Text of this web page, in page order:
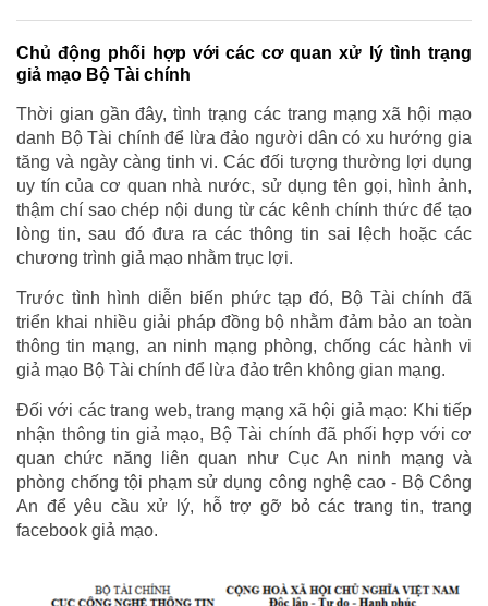
Chủ động phối hợp với các cơ quan xử lý tình trạng
giả mạo Bộ Tài chính
Thời gian gần đây, tình trạng các trang mạng xã hội mạo
danh Bộ Tài chính để lừa đảo người dân có xu hướng gia
tăng và ngày càng tinh vi. Các đối tượng thường lợi dụng
uy tín của cơ quan nhà nước, sử dụng tên gọi, hình ảnh,
thậm chí sao chép nội dung từ các kênh chính thức để tạo
lòng tin, sau đó đưa ra các thông tin sai lệch hoặc các
chương trình giả mạo nhằm trục lợi.
Trước tình hình diễn biến phức tạp đó, Bộ Tài chính đã
triển khai nhiều giải pháp đồng bộ nhằm đảm bảo an toàn
thông tin mạng, an ninh mạng phòng, chống các hành vi
giả mạo Bộ Tài chính để lừa đảo trên không gian mạng.
Đối với các trang web, trang mạng xã hội giả mạo: Khi tiếp
nhận thông tin giả mạo, Bộ Tài chính đã phối hợp với cơ
quan chức năng liên quan như Cục An ninh mạng và
phòng chống tội phạm sử dụng công nghệ cao - Bộ Công
An để yêu cầu xử lý, hỗ trợ gỡ bỏ các trang tin, trang
facebook giả mạo.